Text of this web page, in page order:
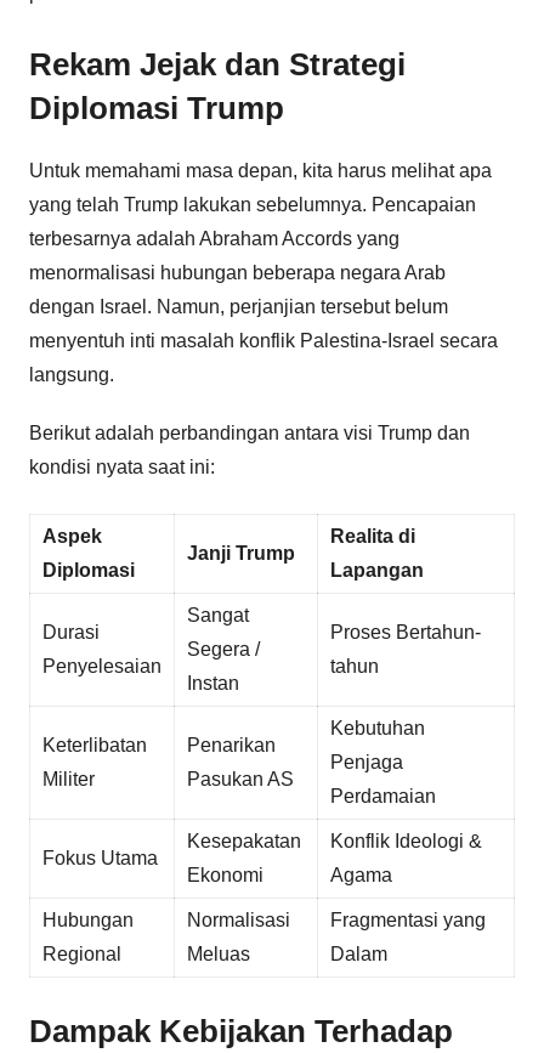
Rekam Jejak dan Strategi
Diplomasi Trump
Untuk memahami masa depan, kita harus melihat apa
yang telah Trump lakukan sebelumnya. Pencapaian
terbesarnya adalah Abraham Accords yang
menormalisasi hubungan beberapa negara Arab
dengan Israel. Namun, perjanjian tersebut belum
menyentuh inti masalah konflik Palestina-Israel secara
langsung.
Berikut adalah perbandingan antara visi Trump dan
kondisi nyata saat ini:
Aspek
Diplomasi
Janji Trump
Realita di
Lapangan
Durasi
Penyelesaian
Sangat
Segera /
Instan
Proses Bertahun-
tahun
Keterlibatan
Militer
Penarikan
Pasukan AS
Kebutuhan
Penjaga
Perdamaian
Fokus Utama
Kesepakatan
Ekonomi
Konflik Ideologi &
Agama
Hubungan
Regional
Normalisasi
Meluas
Fragmentasi yang
Dalam
Dampak Kebijakan Terhadap